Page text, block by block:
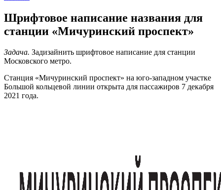
Шрифтовое написание названия для
станции «Мичуринский проспект»
Задача. Задизайнить шрифтовое написание для станции
Московского метро.
Станция «Мичуринский проспект» на юго-западном участке
Большой кольцевой линии открыта для пассажиров 7 декабря
2021 года.